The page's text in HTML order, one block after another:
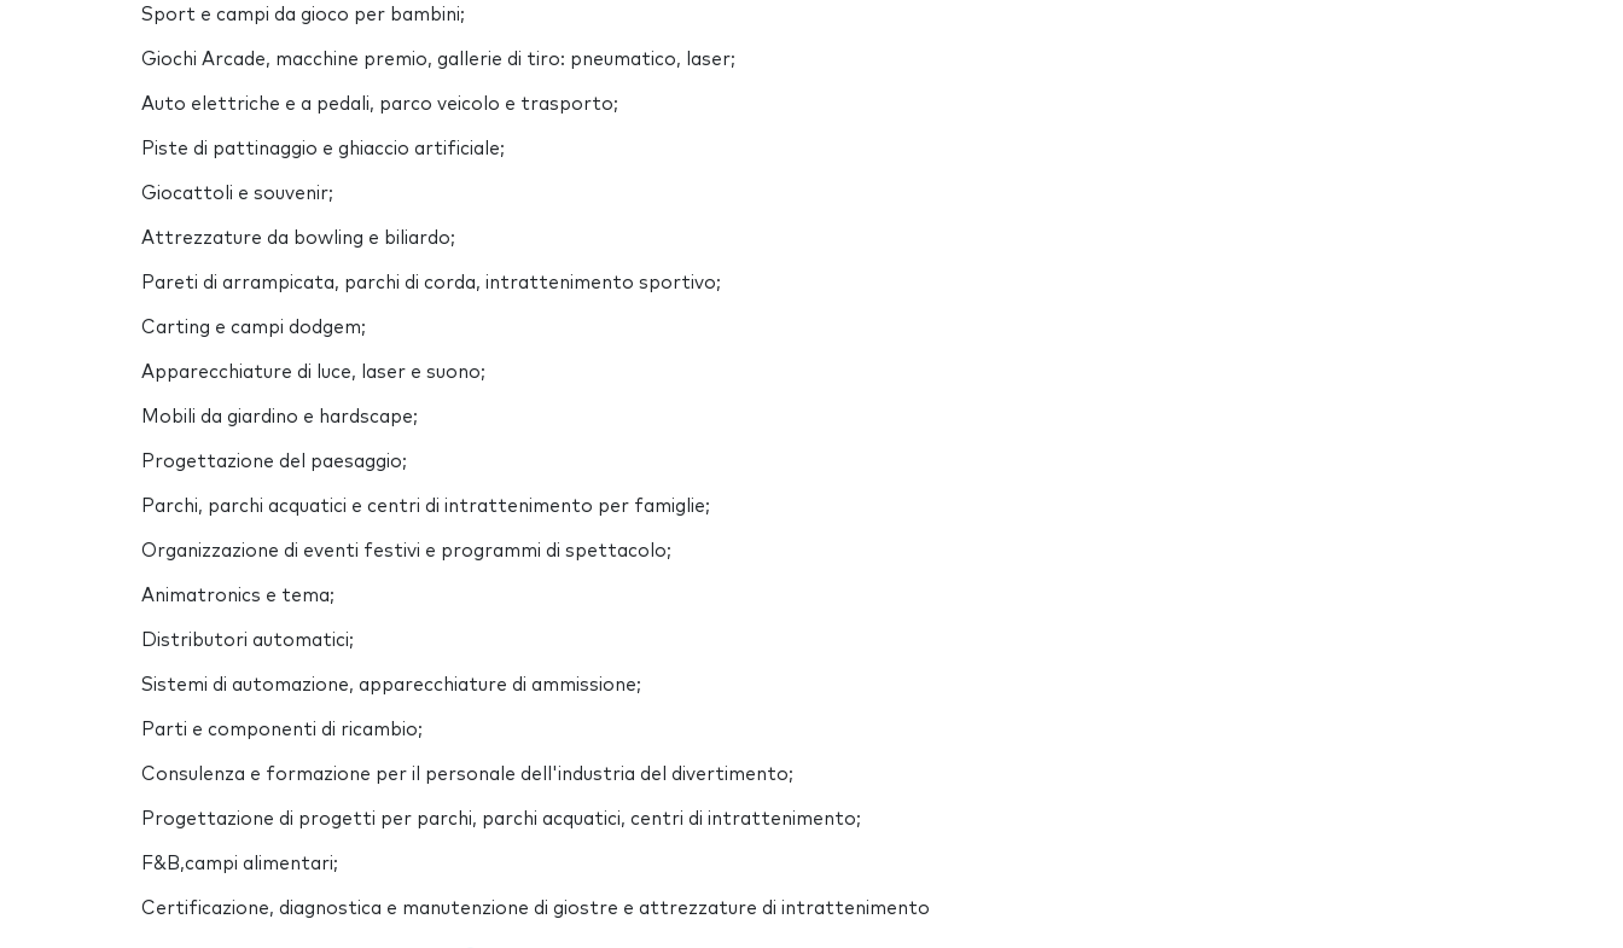
Sport e campi da gioco per bambini;
Giochi Arcade, macchine premio, gallerie di tiro: pneumatico, laser;
Auto elettriche e a pedali, parco veicolo e trasporto;
Piste di pattinaggio e ghiaccio artificiale;
Giocattoli e souvenir;
Attrezzature da bowling e biliardo;
Pareti di arrampicata, parchi di corda, intrattenimento sportivo;
Carting e campi dodgem;
Apparecchiature di luce, laser e suono;
Mobili da giardino e hardscape;
Progettazione del paesaggio;
Parchi, parchi acquatici e centri di intrattenimento per famiglie;
Organizzazione di eventi festivi e programmi di spettacolo;
Animatronics e tema;
Distributori automatici;
Sistemi di automazione, apparecchiature di ammissione;
Parti e componenti di ricambio;
Consulenza e formazione per il personale dell'industria del divertimento;
Progettazione di progetti per parchi, parchi acquatici, centri di intrattenimento;
F&B,campi alimentari;
Certificazione, diagnostica e manutenzione di giostre e attrezzature di intrattenimento